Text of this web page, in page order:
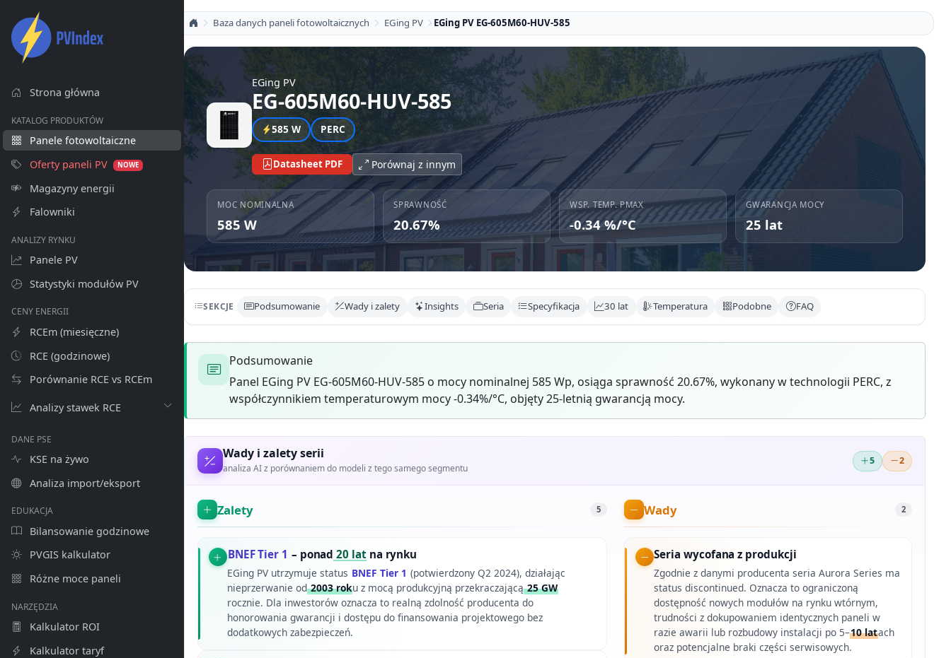
Strona główna
KATALOG PRODUKTÓW
Panele fotowoltaiczne
Oferty paneli PV
NOWE
Magazyny energii
Falowniki
ANALIZY RYNKU
Panele PV
Statystyki modułów PV
CENY ENERGII
RCEm (miesięczne)
RCE (godzinowe)
Porównanie RCE vs RCEm
Analizy stawek RCE
DANE PSE
KSE na żywo
Analiza import/eksport
EDUKACJA
Bilansowanie godzinowe
PVGIS kalkulator
Różne moce paneli
NARZĘDZIA
Kalkulator ROI
Kalkulator taryf
Baza danych paneli fotowoltaicznych EGing PV EGing PV EG-605M60-HUV-585
EGing PV
EG-605M60-HUV-585
585 W PERC
Datasheet PDF Porównaj z innym
MOC NOMINALNA
585 W
SPRAWNOŚĆ
20.67%
WSP. TEMP. PMAX
-0.34 %/°C
GWARANCJA MOCY
25 lat
SEKCJE Podsumowanie Wady i zalety Insights Seria Specyfikacja 30 lat Temperatura Podobne FAQ
Podsumowanie
Panel EGing PV EG-605M60-HUV-585 o mocy nominalnej 585 Wp, osiąga sprawność 20.67%, wykonany w technologii PERC, z
współczynnikiem temperaturowym mocy -0.34%/°C, objęty 25-letnią gwarancją mocy.
Wady i zalety serii
analiza AI z porównaniem do modeli z tego samego segmentu
5 2
Zalety 5
BNEF Tier 1 – ponad 20 latna rynku
EGing PV utrzymuje status BNEF Tier 1 (potwierdzony Q2 2024), działając
nieprzerwanie od2003 roku z mocą produkcyjną przekraczającą25 GW
rocznie. Dla inwestorów oznacza to realną zdolność producenta do
honorowania gwarancji i dostępu do finansowania projektowego bez
dodatkowych zabezpieczeń.
Wady 2
Seria wycofana z produkcji
Zgodnie z danymi producenta seria Aurora Series ma
status discontinued. Oznacza to ograniczoną
dostępność nowych modułów na rynku wtórnym,
trudności z dokupowaniem identycznych paneli w
razie awarii lub rozbudowy instalacji po 5–10 latach
oraz potencjalne braki części serwisowych.